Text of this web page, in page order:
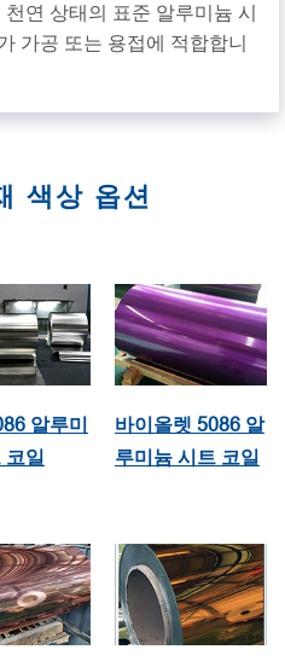
연 상태의 표준 알루미늄 시
가공 또는 용접에 적합합니
색상 옵션
알루미
코일
바이올렛 5086 알
루미늄 시트 코일